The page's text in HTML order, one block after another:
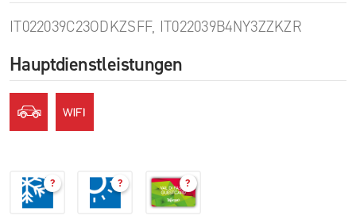
IT022039C23ODKZSFF, IT022039B4NY3ZZKZR
Hauptdienstleistungen
? ? ?